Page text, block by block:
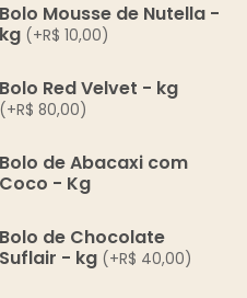
Bolo Mousse de Nutella -
kg (+R$ 10,00)
Bolo Red Velvet - kg
(+R$ 80,00)
Bolo de Abacaxi com
Coco - Kg
Bolo de Chocolate
Suflair - kg (+R$ 40,00)